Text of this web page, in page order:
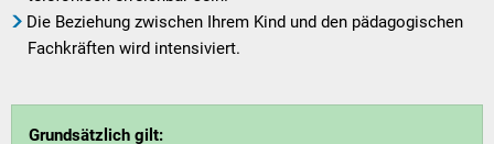
Die Beziehung zwischen Ihrem Kind und den pädagogischen
Fachkräften wird intensiviert.
Grundsätzlich gilt: